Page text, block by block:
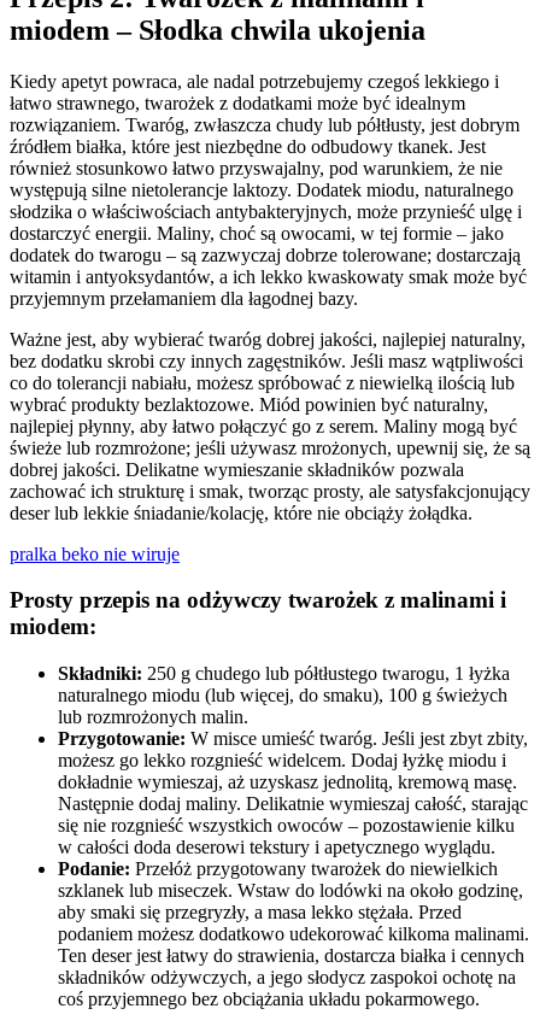
miodem – Słodka chwila ukojenia
Kiedy apetyt powraca, ale nadal potrzebujemy czegoś lekkiego i
łatwo strawnego, twarożek z dodatkami może być idealnym
rozwiązaniem. Twaróg, zwłaszcza chudy lub półtłusty, jest dobrym
źródłem białka, które jest niezbędne do odbudowy tkanek. Jest
również stosunkowo łatwo przyswajalny, pod warunkiem, że nie
występują silne nietolerancje laktozy. Dodatek miodu, naturalnego
słodzika o właściwościach antybakteryjnych, może przynieść ulgę i
dostarczyć energii. Maliny, choć są owocami, w tej formie – jako
dodatek do twarogu – są zazwyczaj dobrze tolerowane; dostarczają
witamin i antyoksydantów, a ich lekko kwaskowaty smak może być
przyjemnym przełamaniem dla łagodnej bazy.
Ważne jest, aby wybierać twaróg dobrej jakości, najlepiej naturalny,
bez dodatku skrobi czy innych zagęstników. Jeśli masz wątpliwości
co do tolerancji nabiału, możesz spróbować z niewielką ilością lub
wybrać produkty bezlaktozowe. Miód powinien być naturalny,
najlepiej płynny, aby łatwo połączyć go z serem. Maliny mogą być
świeże lub rozmrożone; jeśli używasz mrożonych, upewnij się, że są
dobrej jakości. Delikatne wymieszanie składników pozwala
zachować ich strukturę i smak, tworząc prosty, ale satysfakcjonujący
deser lub lekkie śniadanie/kolację, które nie obciąży żołądka.
pralka beko nie wiruje
Prosty przepis na odżywczy twarożek z malinami i
miodem:
Składniki: 250 g chudego lub półtłustego twarogu, 1 łyżka
naturalnego miodu (lub więcej, do smaku), 100 g świeżych
lub rozmrożonych malin.
Przygotowanie: W misce umieść twaróg. Jeśli jest zbyt zbity,
możesz go lekko rozgnieść widelcem. Dodaj łyżkę miodu i
dokładnie wymieszaj, aż uzyskasz jednolitą, kremową masę.
Następnie dodaj maliny. Delikatnie wymieszaj całość, starając
się nie rozgnieść wszystkich owoców – pozostawienie kilku
w całości doda deserowi tekstury i apetycznego wyglądu.
Podanie: Przełóż przygotowany twarożek do niewielkich
szklanek lub miseczek. Wstaw do lodówki na około godzinę,
aby smaki się przegryzły, a masa lekko stężała. Przed
podaniem możesz dodatkowo udekorować kilkoma malinami.
Ten deser jest łatwy do strawienia, dostarcza białka i cennych
składników odżywczych, a jego słodycz zaspokoi ochotę na
coś przyjemnego bez obciążania układu pokarmowego.